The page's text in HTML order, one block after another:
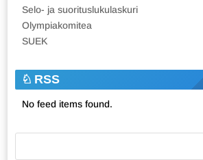
Selo- ja suorituslukulaskuri
Olympiakomitea
SUEK
RSS
No feed items found.